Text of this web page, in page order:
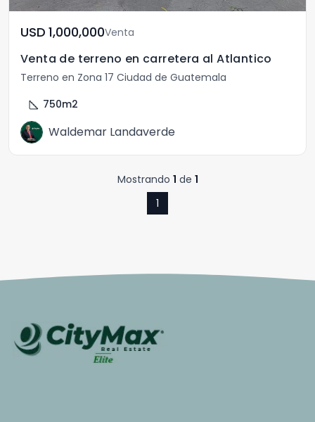
USD	1,000,000Venta
Venta de terreno en carretera al Atlantico
Terreno en Zona 17 Ciudad de Guatemala
square_foot 750m2
Waldemar Landaverde
Mostrando 1 de 1
1